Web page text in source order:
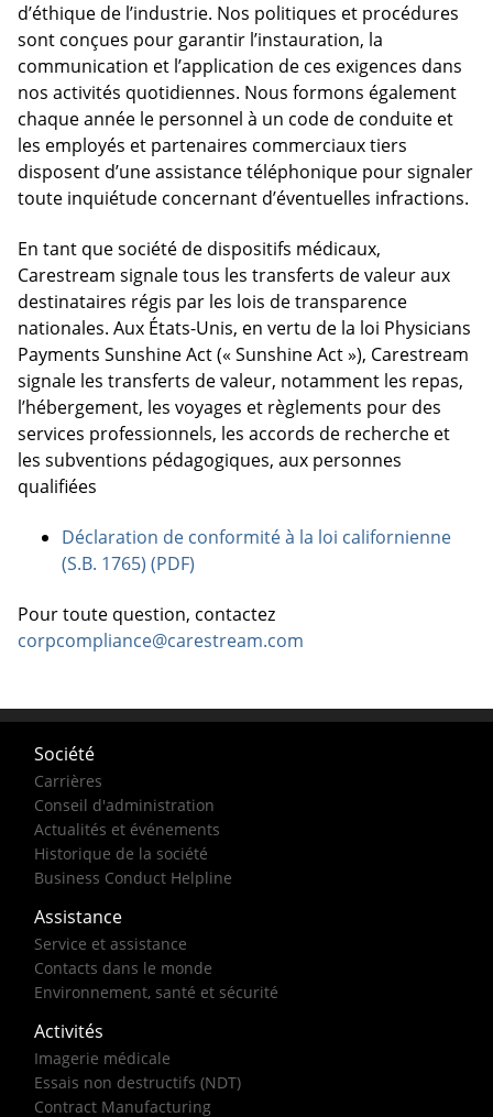
d’éthique de l’industrie. Nos politiques et procédures
sont conçues pour garantir l’instauration, la
communication et l’application de ces exigences dans
nos activités quotidiennes. Nous formons également
chaque année le personnel à un code de conduite et
les employés et partenaires commerciaux tiers
disposent d’une assistance téléphonique pour signaler
toute inquiétude concernant d’éventuelles infractions.
En tant que société de dispositifs médicaux,
Carestream signale tous les transferts de valeur aux
destinataires régis par les lois de transparence
nationales. Aux États-Unis, en vertu de la loi Physicians
Payments Sunshine Act (« Sunshine Act »), Carestream
signale les transferts de valeur, notamment les repas,
l’hébergement, les voyages et règlements pour des
services professionnels, les accords de recherche et
les subventions pédagogiques, aux personnes
qualifiées
Déclaration de conformité à la loi californienne
(S.B. 1765) (PDF)
Pour toute question, contactez
corpcompliance@carestream.com
Société
Carrières
Conseil d'administration
Actualités et événements
Historique de la société
Business Conduct Helpline
Assistance
Service et assistance
Contacts dans le monde
Environnement, santé et sécurité
Activités
Imagerie médicale
Essais non destructifs (NDT)
Contract Manufacturing